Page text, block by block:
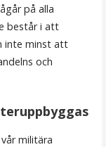
på alla
består i att
inte minst att
och
militära